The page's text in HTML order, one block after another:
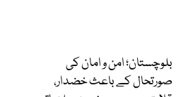
بلوچستان؛ امن و امان کی
صورتحال کے باعث خضدار،